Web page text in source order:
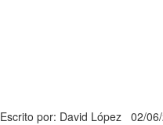
Escrito por: David López 02/